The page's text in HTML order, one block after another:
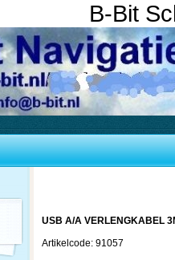
B-Bit
USB A/A VERLENGKABEL
Artikelcode: 91057